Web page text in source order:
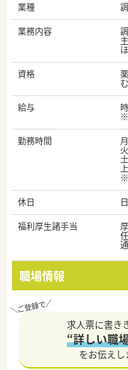
業種
業務内容
資格
給与
※
勤務時間
休日
福利厚生諸手当
職場情報
求人票に書き
“詳しい職
をお伝えし